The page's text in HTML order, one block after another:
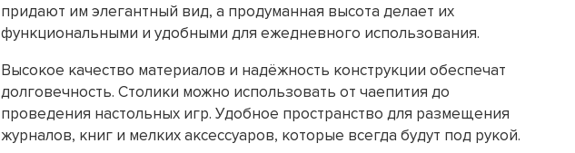
придают им элегантный вид, а продуманная высота делает их
функциональными и удобными для ежедневного использования.
Высокое качество материалов и надёжность конструкции обеспечат
долговечность. Столики можно использовать от чаепития до
проведения настольных игр. Удобное пространство для размещения
журналов, книг и мелких аксессуаров, которые всегда будут под рукой.